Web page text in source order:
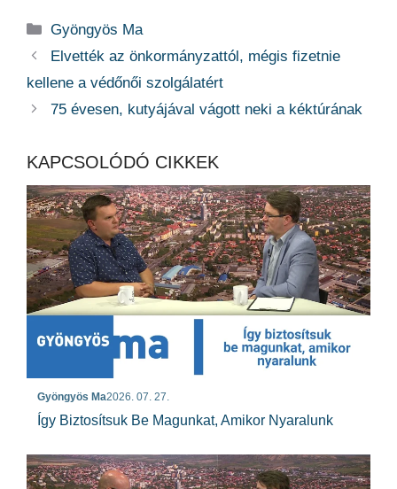
Kategória
Gyöngyös Ma
Elvették az önkormányzattól, mégis fizetnie
kellene a védőnői szolgálatért
75 évesen, kutyájával vágott neki a kéktúrának
KAPCSOLÓDÓ CIKKEK
Gyöngyös Ma2026. 07. 27.
Így Biztosítsuk Be Magunkat, Amikor Nyaralunk